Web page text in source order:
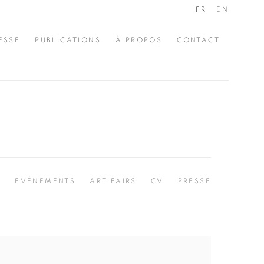
PUBLICATIONS À PROPOS CONTACT
FR EN
EVÉNEMENTS ART FAIRS CV PRESSE